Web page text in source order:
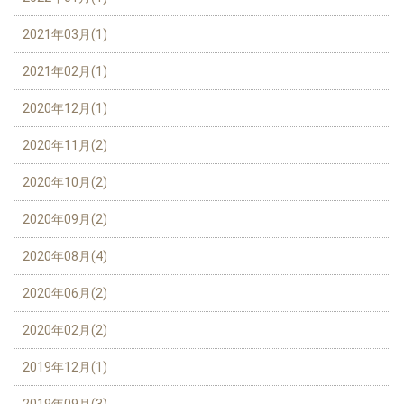
2021年03月(1)
2021年02月(1)
2020年12月(1)
2020年11月(2)
2020年10月(2)
2020年09月(2)
2020年08月(4)
2020年06月(2)
2020年02月(2)
2019年12月(1)